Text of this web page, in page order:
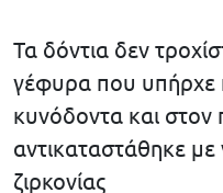
Τα δόντια δεν
γέφυρα που υπήρχε
κυνόδοντα και στον
αντικαταστάθηκε
ζιρκονίας